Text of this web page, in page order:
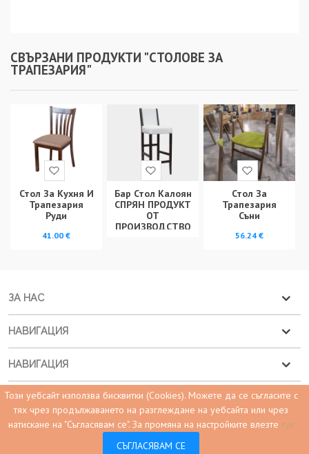
СВЪРЗАНИ ПРОДУКТИ "СТОЛОВЕ ЗА
ТРАПЕЗАРИЯ"
Стол За Кухня И
Трапезария
Руди
41.00 €
Бар Стол Калоян
СПРЯН ПРОДУКТ
ОТ
ПРОИЗВОДСТВО
Стол За
Трапезария
Съни
56.24 €
ЗА НАС
НАВИГАЦИЯ
НАВИГАЦИЯ
КОНТАКТ С НАС
Този уебсайт използва бисквитки (Cookies). Можете да се съгласите с
тях чрез продължаването на разглеждане на уебсайта или чрез
натискане на "Съгласявам се". За промяна на настройките влезте тук
СЪГЛАСЯВАМ СЕ